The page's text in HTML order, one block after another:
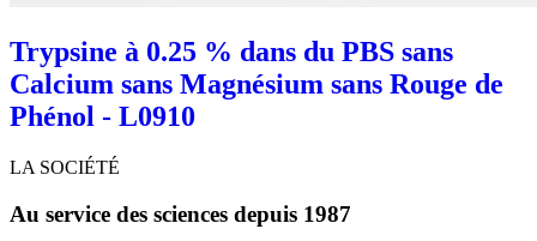
Trypsine à 0.25 % dans du PBS sans
Calcium sans Magnésium sans Rouge de
Phénol - L0910
LA SOCIÉTÉ
Au service des sciences depuis 1987